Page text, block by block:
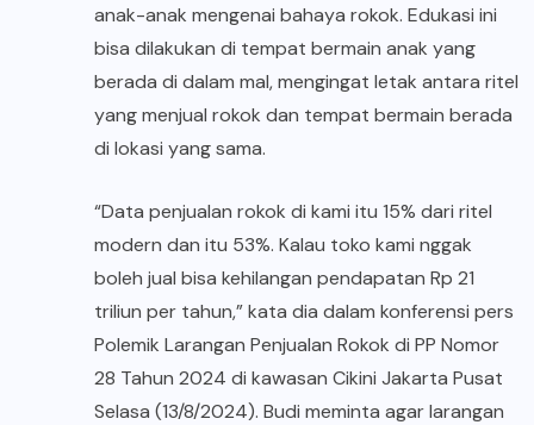
anak-anak mengenai bahaya rokok. Edukasi ini
bisa dilakukan di tempat bermain anak yang
berada di dalam mal, mengingat letak antara ritel
yang menjual rokok dan tempat bermain berada
di lokasi yang sama.
“Data penjualan rokok di kami itu 15% dari ritel
modern dan itu 53%. Kalau toko kami nggak
boleh jual bisa kehilangan pendapatan Rp 21
triliun per tahun,” kata dia dalam konferensi pers
Polemik Larangan Penjualan Rokok di PP Nomor
28 Tahun 2024 di kawasan Cikini Jakarta Pusat
Selasa (13/8/2024). Budi meminta agar larangan